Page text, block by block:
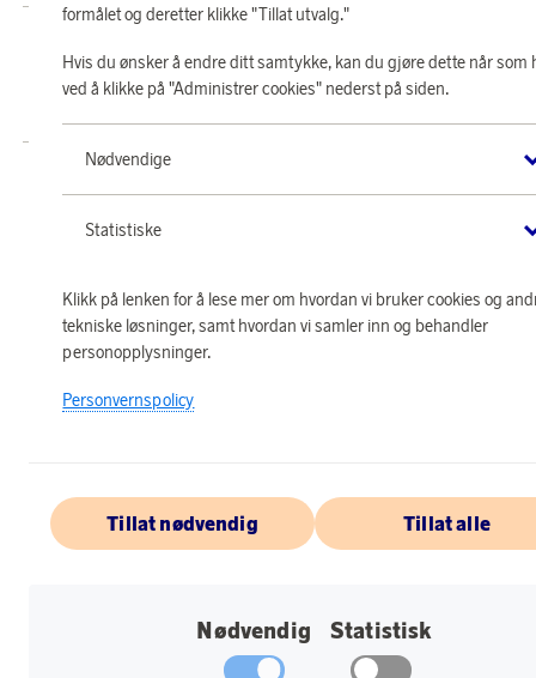
formålet og deretter klikke "Tillat utvalg."
Hvis du ønsker å endre ditt samtykke, kan du gjøre dette når som
ved å klikke på "Administrer cookies" nederst på siden.
Nødvendige
Statistiske
Klikk på lenken for å lese mer om hvordan vi bruker cookies og
tekniske løsninger, samt hvordan vi samler inn og behandler
personopplysninger.
Personvernspolicy
Tillat nødvendig Tillat alle
Nødvendig Statistisk
331 Skøyen NO-0213 Oslo).
Copyright © 2026 Crossroads Loyalty Solutions AS. Alle rettigheter